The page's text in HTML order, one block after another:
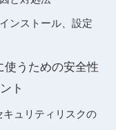
ンストール、設定
使うための安全性
ト
ュリティリスクの